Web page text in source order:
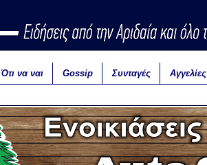
Ότι να ναι Gossip Συνταγές Αγγελίες